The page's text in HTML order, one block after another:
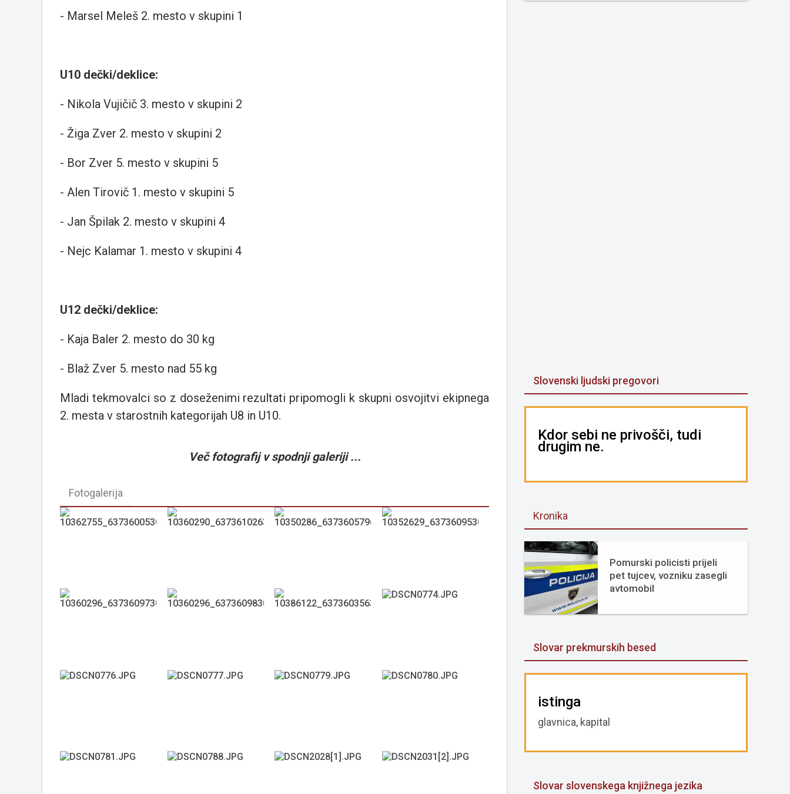
- Marsel Meleš 2. mesto v skupini 1
U10 dečki/deklice:
- Nikola Vujičič 3. mesto v skupini 2
- Žiga Zver 2. mesto v skupini 2
- Bor Zver 5. mesto v skupini 5
- Alen Tirovič 1. mesto v skupini 5
- Jan Špilak 2. mesto v skupini 4
- Nejc Kalamar 1. mesto v skupini 4
U12 dečki/deklice:
- Kaja Baler 2. mesto do 30 kg
- Blaž Zver 5. mesto nad 55 kg
Mladi tekmovalci so z doseženimi rezultati pripomogli k skupni osvojitvi ekipnega
2. mesta v starostnih kategorijah U8 in U10.
Več fotografij v spodnji galeriji ...
Fotogalerija
Slovenski ljudski pregovori
Kdor sebi ne privošči, tudi
drugim ne.
Kronika
Pomurski policisti prijeli
pet tujcev, vozniku zasegli
avtomobil
Slovar prekmurskih besed
istinga
glavnica, kapital
Slovar slovenskega knjižnega jezika